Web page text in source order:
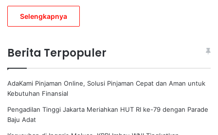
Selengkapnya
Berita Terpopuler
AdaKami Pinjaman Online, Solusi Pinjaman Cepat dan Aman untuk
Kebutuhan Finansial
Pengadilan Tinggi Jakarta Meriahkan HUT RI ke-79 dengan Parade
Baju Adat